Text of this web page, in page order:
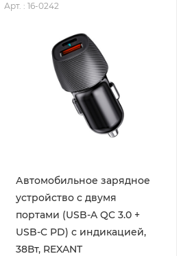
Арт. : 16-0242
Автомобильное зарядное
устройство с двумя
портами (USB-A QC 3.0 +
USB-C PD) с индикацией,
38Вт, REXANT